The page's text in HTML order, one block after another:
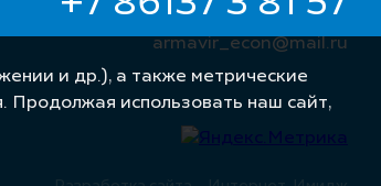
armavir_econ@mail.ru
и др.), а также метрические
Продолжая использовать наш сайт,